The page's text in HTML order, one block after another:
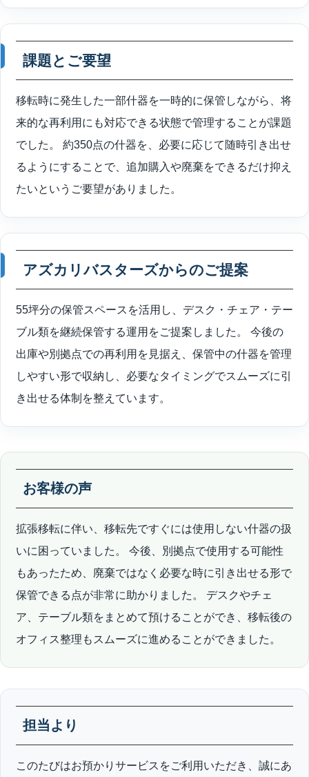
課題とご要望
移転時に発生した一部什器を一時的に保管しながら、将
来的な再利用にも対応できる状態で管理することが課題
でした。 約350点の什器を、必要に応じて随時引き出せ
るようにすることで、追加購入や廃棄をできるだけ抑え
たいというご要望がありました。
アズカリバスターズからのご提案
55坪分の保管スペースを活用し、デスク・チェア・テー
ブル類を継続保管する運用をご提案しました。 今後の
出庫や別拠点での再利用を見据え、保管中の什器を管理
しやすい形で収納し、必要なタイミングでスムーズに引
き出せる体制を整えています。
お客様の声
拡張移転に伴い、移転先ですぐには使用しない什器の扱
いに困っていました。 今後、別拠点で使用する可能性
もあったため、廃棄ではなく必要な時に引き出せる形で
保管できる点が非常に助かりました。 デスクやチェ
ア、テーブル類をまとめて預けることができ、移転後の
オフィス整理もスムーズに進めることができました。
担当より
このたびはお預かりサービスをご利用いただき、誠にあ